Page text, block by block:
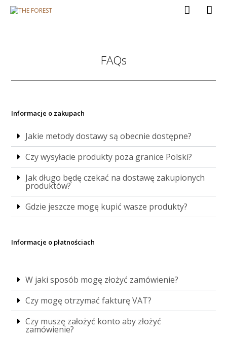
FAQs
Informacje o zakupach
Jakie metody dostawy są obecnie dostępne?
Czy wysyłacie produkty poza granice Polski?
Jak długo będę czekać na dostawę zakupionych
produktów?
Gdzie jeszcze mogę kupić wasze produkty?
Informacje o płatnościach
W jaki sposób mogę złożyć zamówienie?
Czy mogę otrzymać fakturę VAT?
Czy muszę założyć konto aby złożyć
zamówienie?